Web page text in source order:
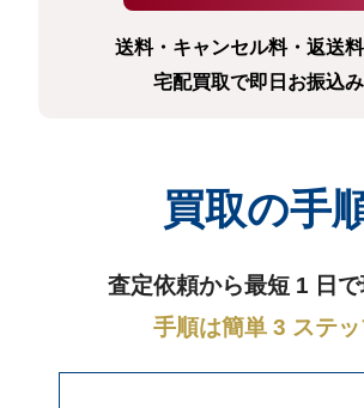
送料・キャンセル料・返送料
宅配買取で即日お振込み
買取の手
査定依頼から最短 1 日
手順は簡単 3 ステ